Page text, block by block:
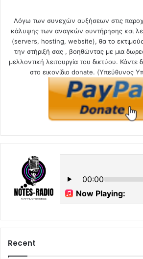
Λόγω των συνεχών αυξήσεων στις
κάλυψης των αναγκών συντήρησης και
(servers, hosting, website), θα το
την στήριξή σας , βοηθώντας με μια
μελλοντική λειτουργία του δικτύου.
στο εικονίδιο donate. (Υπεύθυνος
Recent